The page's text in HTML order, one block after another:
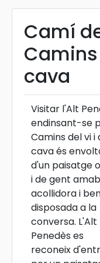
Camí
cava
Visitar l'Alt
endinsant-se
Camins del vi i
cava és
d'un paisatge
i de gent
acollidora i
disposada a la
conversa. L'Alt
Penedès es
reconeix